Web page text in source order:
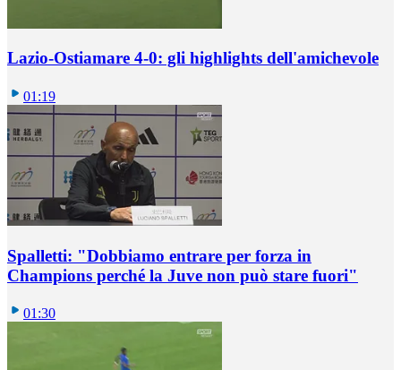
Lazio-Ostiamare 4-0: gli highlights dell'amichevole
01:19
Spalletti: "Dobbiamo entrare per forza in
Champions perché la Juve non può stare fuori"
01:30